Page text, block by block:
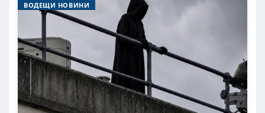
ВОДЕЩИ НОВИНИ